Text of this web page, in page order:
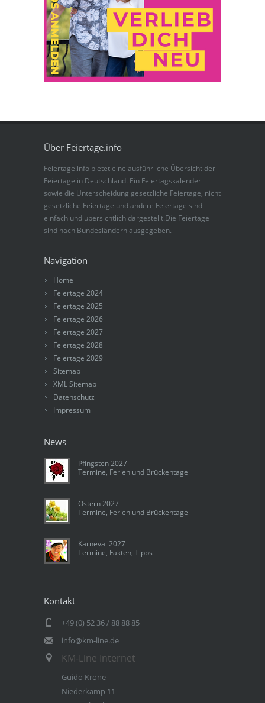
Über Feiertage.info
Feiertage.info bietet eine ausführliche Übersicht der
Feiertage in Deutschland. Ein Feiertagskalender
sowie die Unterscheidung gesetzliche Feiertage, nicht
gesetzliche Feiertage und andere Feiertage sind
einfach und übersichtlich dargestellt.Die Feiertage
sind nach Bundesländern ausgegeben.
Navigation
Home
Feiertage 2024
Feiertage 2025
Feiertage 2026
Feiertage 2027
Feiertage 2028
Feiertage 2029
Sitemap
XML Sitemap
Datenschutz
Impressum
News
Pfingsten 2027
Termine, Ferien und Brückentage
Ostern 2027
Termine, Ferien und Brückentage
Karneval 2027
Termine, Fakten, Tipps
Kontakt
+49 (0) 52 36 / 88 88 85
info@km-line.de
KM-Line Internet
Guido Krone
Niederkamp 11